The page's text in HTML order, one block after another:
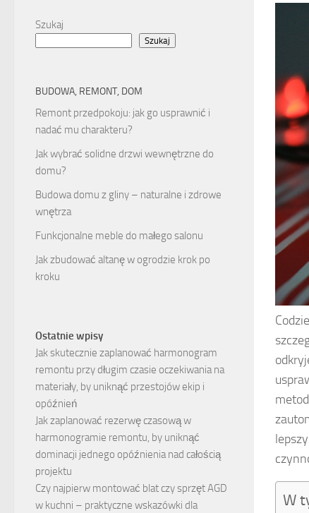
W
Szukaj
Szukaj
BUDOWA, REMONT, DOM
Remont przedpokoju: jak go usprawnić i
nadać mu charakteru?
Jak wybrać solidne drzwi wewnętrzne do
domu?
Budowa domu z gliny – naturalne i zdrowe
wnętrza
Funkcjonalne meble do małego salonu
Jak zbudować altanę w ogrodzie krok po
kroku
Ostatnie wpisy
Jak skutecznie zaplanować harmonogram
remontu przy długim czasie oczekiwania na
materiały, by uniknąć przestojów ekip i
opóźnień
Jak zaplanować rezerwę czasową w
harmonogramie remontu, by uniknąć
dominacji jednego opóźnienia nad całością
projektu
Czy najpierw montować blat czy sprzęt AGD
w kuchni – praktyczne wskazówki dla